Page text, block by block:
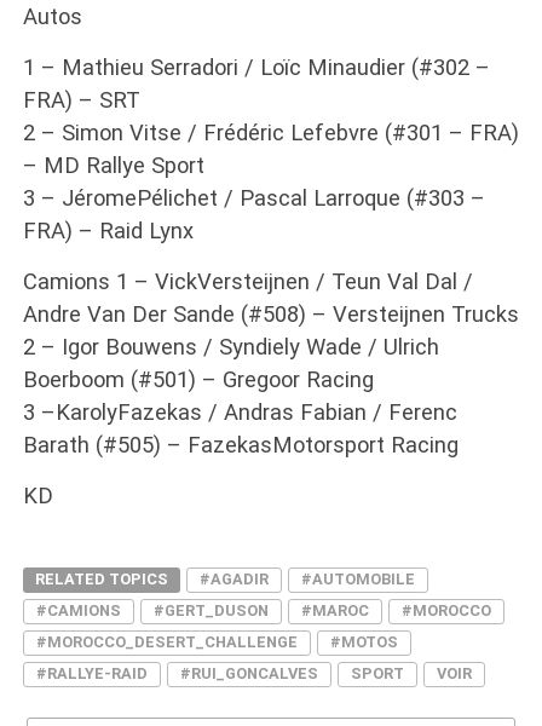
Autos
1 – Mathieu Serradori / Loïc Minaudier (#302 –
FRA) – SRT
2 – Simon Vitse / Frédéric Lefebvre (#301 – FRA)
– MD Rallye Sport
3 – JéromePélichet / Pascal Larroque (#303 –
FRA) – Raid Lynx
Camions 1 – VickVersteijnen / Teun Val Dal /
Andre Van Der Sande (#508) – Versteijnen Trucks
2 – Igor Bouwens / Syndiely Wade / Ulrich
Boerboom (#501) – Gregoor Racing
3 –KarolyFazekas / Andras Fabian / Ferenc
Barath (#505) – FazekasMotorsport Racing
KD
RELATED TOPICS #AGADIR
#AUTOMOBILE
#CAMIONS
#GERT_DUSON #MAROC
#MOROCCO
#MOROCCO_DESERT_CHALLENGE
#MOTOS
#RALLYE-RAID
#RUI_GONCALVES SPORT VOIR